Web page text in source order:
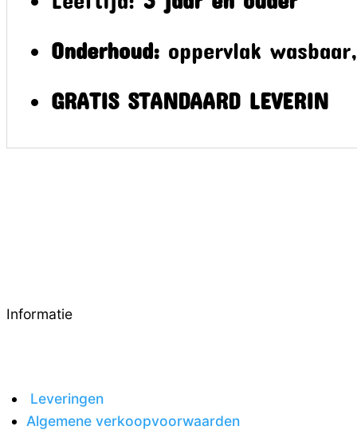
Onderhoud: oppervlak
GRATIS STANDAARD LEVERIN
Informatie
Leveringen
Algemene verkoopvoorwaarden